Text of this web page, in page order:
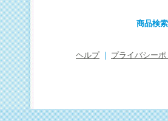
商品検索
ヘルプ プライバシーポ